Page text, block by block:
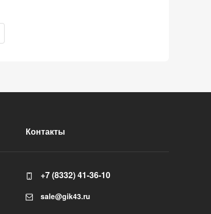
Контакты
+7 (8332) 41-36-10
sale@gik43.ru